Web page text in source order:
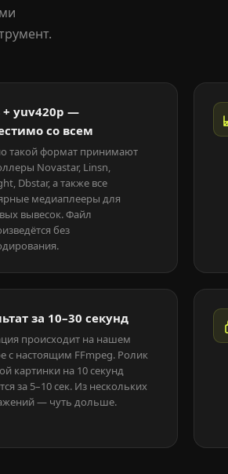
+ yuv420p —
со всем
такой формат принимают
Novastar, Linsn,
Dbstar, а также все
медиаплееры для
вывесок. Файл
без
за 10–30 секунд
происходит на нашем
с настоящим FFmpeg. Ролик
картинки на 10 секунд
за 5–10 сек. Из нескольких
— чуть дольше.